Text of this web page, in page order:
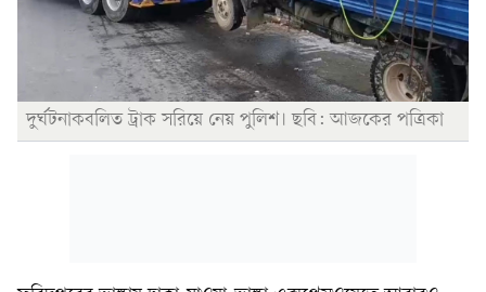
দুর্ঘটনাকবলিত ট্রাক সরিয়ে নেয় পুলিশ। ছবি: আজকের পত্রিকা